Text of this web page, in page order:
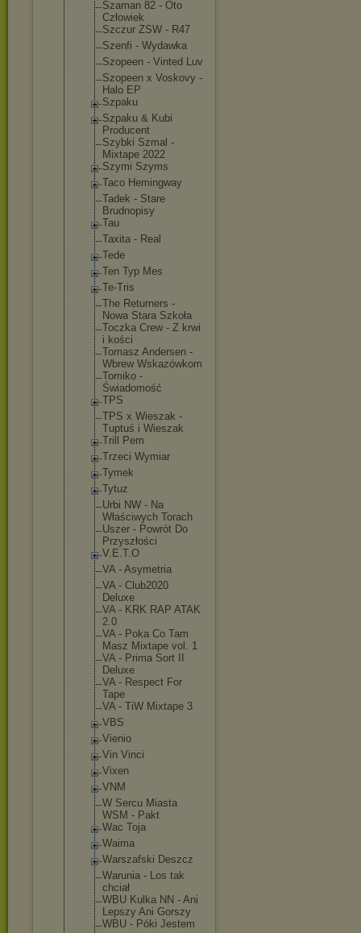
Szaman 82 - Oto
Człowiek
Szczur ZSW - R47
Szenfi - Wydawka
Szopeen - Vinted Luv
Szopeen x Voskovy -
Halo EP
Szpaku
Szpaku & Kubi
Producent
Szybki Szmal -
Mixtape 2022
Szymi Szyms
Taco Hemingway
Tadek - Stare
Brudnopisy
Tau
Taxita - Real
Tede
Ten Typ Mes
Te-Tris
The Returners -
Nowa Stara Szkoła
Toczka Crew - Z krwi
i kości
Tomasz Andersen -
Wbrew Wskazówkom
Tomiko -
Świadomość
TPS
TPS x Wieszak -
Tuptuś i Wieszak
Trill Pem
Trzeci Wymiar
Tymek
Tytuz
Urbi NW - Na
Właściwych Torach
Uszer - Powrót Do
Przyszłości
V.E.T.O
VA - Asymetria
VA - Club2020
Deluxe
VA - KRK RAP ATAK
2.0
VA - Poka Co Tam
Masz Mixtape vol. 1
VA - Prima Sort II
Deluxe
VA - Respect For
Tape
VA - TiW Mixtape 3
VBS
Vienio
Vin Vinci
Vixen
VNM
W Sercu Miasta
WSM - Pakt
Wac Toja
Waima
Warszafski Deszcz
Warunia - Los tak
chciał
WBU Kulka NN - Ani
Lepszy Ani Gorszy
WBU - Póki Jestem